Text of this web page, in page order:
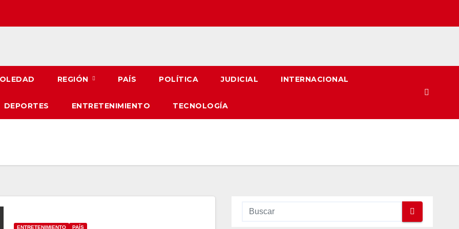
REGIÓN PAÍS POLÍTICA JUDICIAL INTERNACIONAL
DEPORTES ENTRETENIMIENTO TECNOLOGÍA
ENTRETENIMIENTO PAÍS